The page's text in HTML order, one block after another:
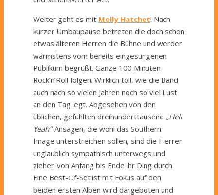
Weiter geht es mit Molly Hatchet! Nach
kurzer Umbaupause betreten die doch schon
etwas älteren Herren die Bühne und werden
wärmstens vom bereits eingesungenen
Publikum begrüßt. Ganze 100 Minuten
Rock’n‘Roll folgen. Wirklich toll, wie die Band
auch nach so vielen Jahren noch so viel Lust
an den Tag legt. Abgesehen von den
üblichen, gefühlten dreihunderttausend „Hell
Yeah“-Ansagen, die wohl das Southern-
Image unterstreichen sollen, sind die Herren
unglaublich sympathisch unterwegs und
ziehen von Anfang bis Ende ihr Ding durch.
Eine Best-Of-Setlist mit Fokus auf den
beiden ersten Alben wird dargeboten und